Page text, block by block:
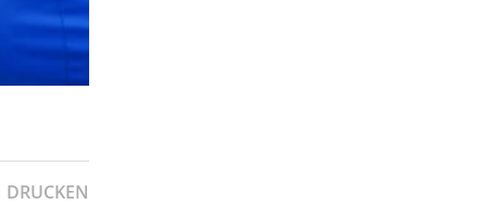
DRUCKEN